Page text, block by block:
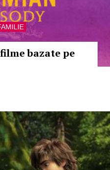
bazate pe